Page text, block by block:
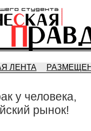
ЛЕНТА
у человека,
рынок!